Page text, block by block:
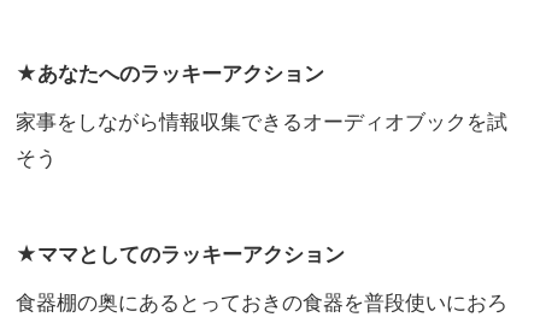
★あなたへのラッキーアクション
家事をしながら情報収集できるオーディオブックを試
そう
★ママとしてのラッキーアクション
食器棚の奥にあるとっておきの食器を普段使いにおろ